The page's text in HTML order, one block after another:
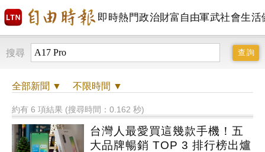
即時熱門政治財富自由軍武社會生活
搜尋
全部新聞 ▼ 不限時間 ▼
約有 6 項結果 (搜尋時間：0.162 秒)
台灣人最愛買這幾款手機！五
大品牌暢銷 TOP 3 排行榜出爐